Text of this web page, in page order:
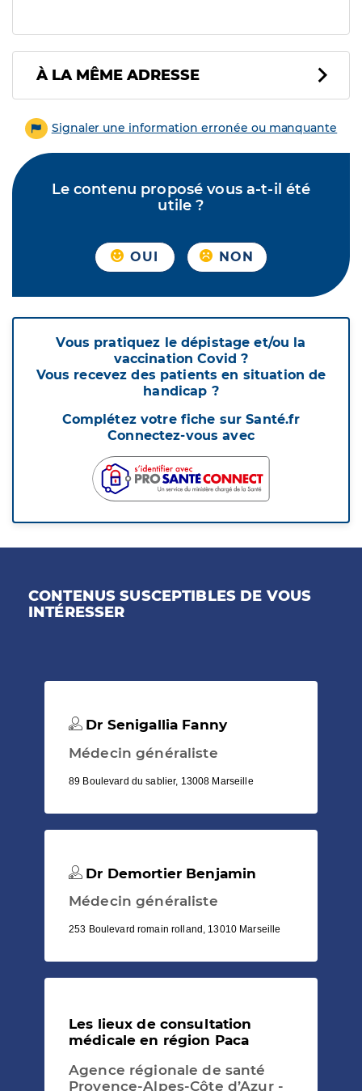
À LA MÊME ADRESSE
Signaler une information erronée ou manquante
Le contenu proposé vous a-t-il été
utile ?
OUI NON
Vous pratiquez le dépistage et/ou la
vaccination Covid ?
Vous recevez des patients en situation de
handicap ?
Complétez votre fiche sur Santé.fr
Connectez-vous avec
CONTENUS SUSCEPTIBLES DE VOUS
INTÉRESSER
Dr Senigallia Fanny
Médecin généraliste
89 Boulevard du sablier, 13008 Marseille
Dr Demortier Benjamin
Médecin généraliste
253 Boulevard romain rolland, 13010 Marseille
Les lieux de consultation
médicale en région Paca
Agence régionale de santé
Provence-Alpes-Côte d’Azur -